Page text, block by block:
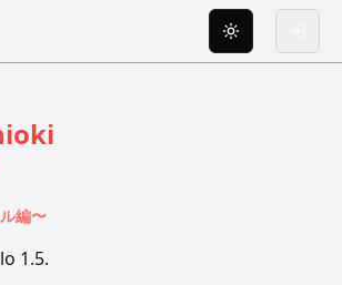
Toggle theme
編〜
1.5.